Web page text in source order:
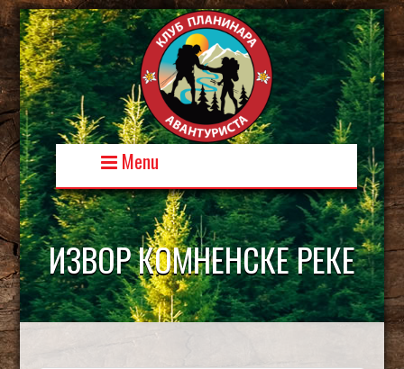
Skip
to
content
Menu
ИЗВОР КОМНЕНСКЕ РЕКЕ